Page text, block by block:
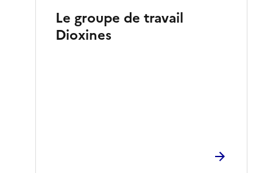
Le groupe de travail
Dioxines